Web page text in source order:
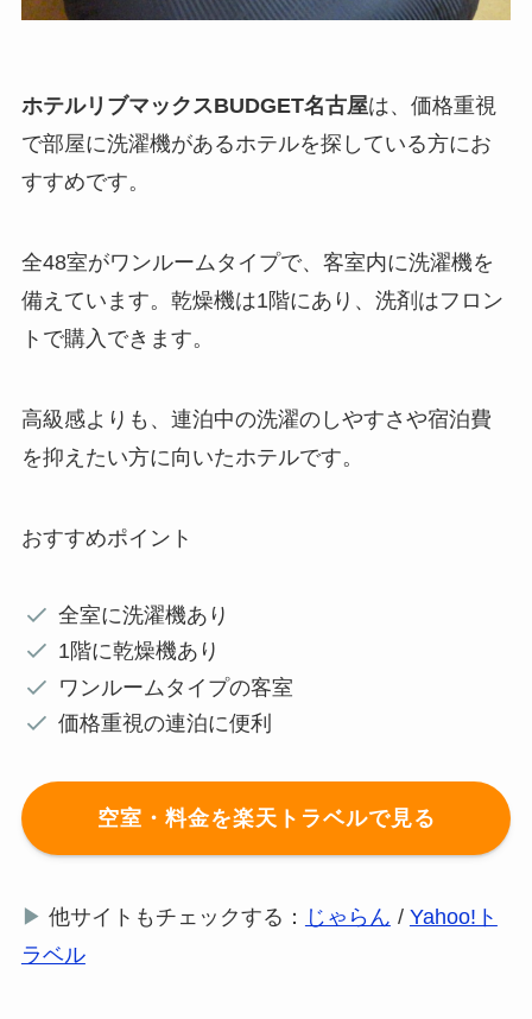
ホテルリブマックスBUDGET名古屋は、価格重視
で部屋に洗濯機があるホテルを探している方にお
すすめです。
全48室がワンルームタイプで、客室内に洗濯機を
備えています。乾燥機は1階にあり、洗剤はフロン
トで購入できます。
高級感よりも、連泊中の洗濯のしやすさや宿泊費
を抑えたい方に向いたホテルです。
おすすめポイント
全室に洗濯機あり
1階に乾燥機あり
ワンルームタイプの客室
価格重視の連泊に便利
空室・料金を楽天トラベルで見る
▶ 他サイトもチェックする： じゃらん / Yahoo!ト
ラベル